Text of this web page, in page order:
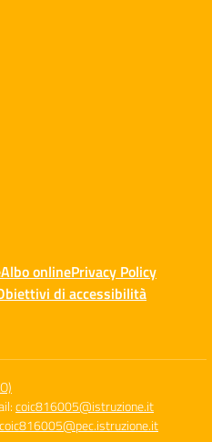
Albo onlinePrivacy Policy
di accessibilità
coic816005@istruzione.it
coic816005@pec.istruzione.it